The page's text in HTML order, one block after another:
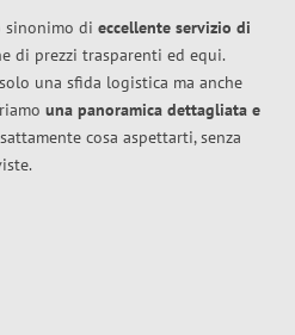
sinonimo di eccellente servizio di
di prezzi trasparenti ed equi.
una sfida logistica ma anche
una panoramica dettagliata e
cosa aspettarti, senza